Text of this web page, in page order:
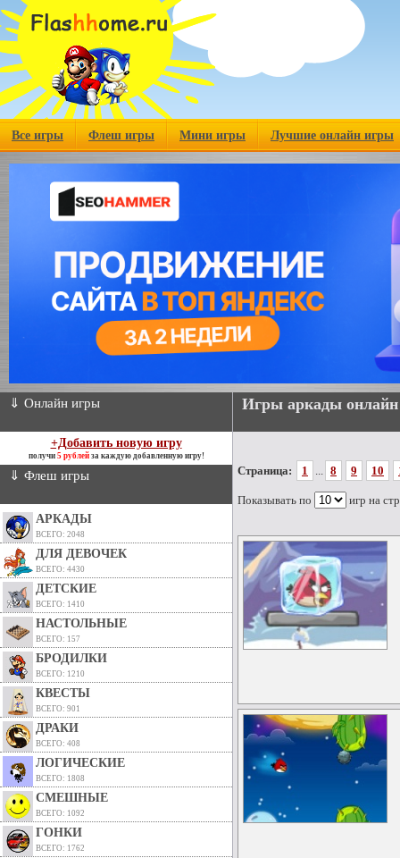
Все игры Флеш игры Мини игры Лучшие онлайн игры
⇓ Онлайн игры
+Добавить новую игру
получи 5 рублейза каждую добавленную игру!
⇓ Флеш игры
АРКАДЫ
ВСЕГО: 2048
ДЛЯ ДЕВОЧЕК
ВСЕГО: 4430
ДЕТСКИЕ
ВСЕГО: 1410
НАСТОЛЬНЫЕ
ВСЕГО: 157
БРОДИЛКИ
ВСЕГО: 1210
КВЕСТЫ
ВСЕГО: 901
ДРАКИ
ВСЕГО: 408
ЛОГИЧЕСКИЕ
ВСЕГО: 1808
СМЕШНЫЕ
ВСЕГО: 1092
ГОНКИ
ВСЕГО: 1762
Игры аркады онлайн
Страница: 1 8 9 10
Показывать по игр на